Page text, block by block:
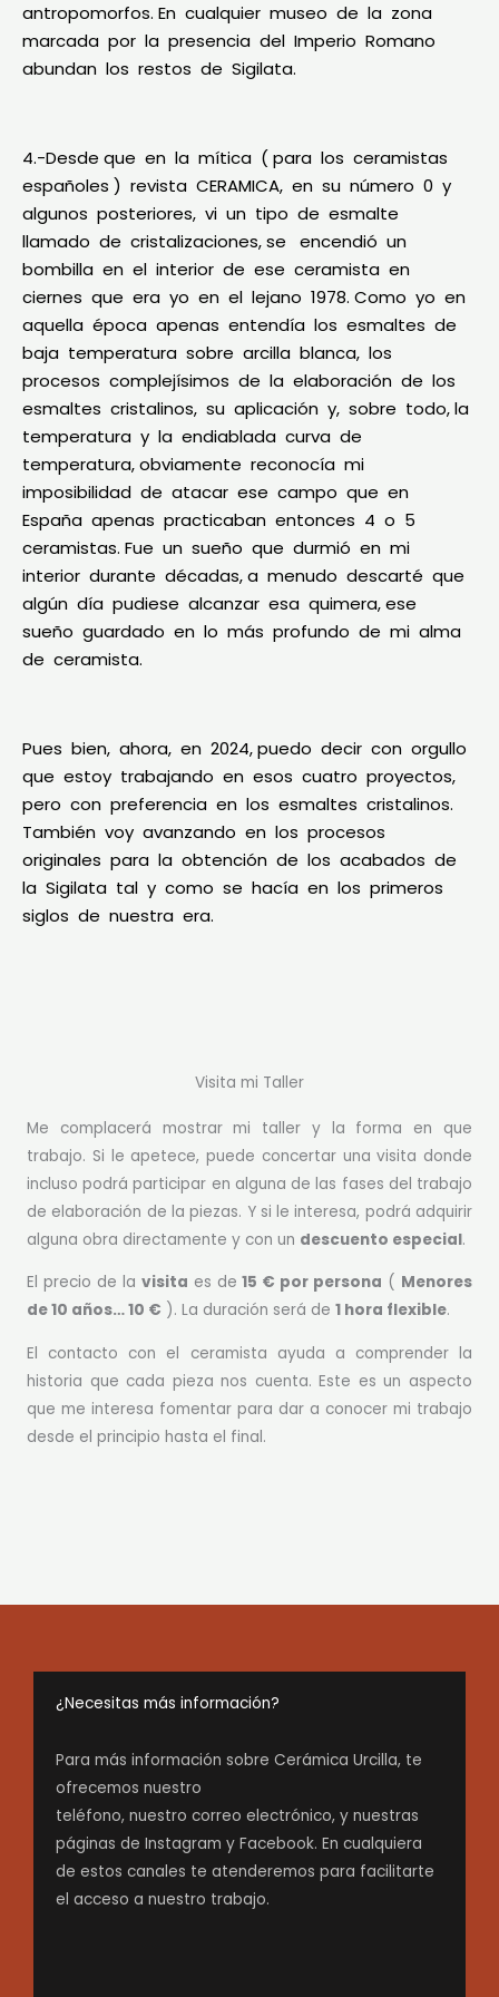
antropomorfos. En cualquier museo de la zona
marcada por la presencia del Imperio Romano
abundan los restos de Sigilata.
4.-Desde que en la mítica ( para los ceramistas
españoles ) revista CERAMICA, en su número 0 y
algunos posteriores, vi un tipo de esmalte
llamado de cristalizaciones, se encendió un
bombilla en el interior de ese ceramista en
ciernes que era yo en el lejano 1978. Como yo en
aquella época apenas entendía los esmaltes de
baja temperatura sobre arcilla blanca, los
procesos complejísimos de la elaboración de los
esmaltes cristalinos, su aplicación y, sobre todo, la
temperatura y la endiablada curva de
temperatura, obviamente reconocía mi
imposibilidad de atacar ese campo que en
España apenas practicaban entonces 4 o 5
ceramistas. Fue un sueño que durmió en mi
interior durante décadas, a menudo descarté que
algún día pudiese alcanzar esa quimera, ese
sueño guardado en lo más profundo de mi alma
de ceramista.
Pues bien, ahora, en 2024, puedo decir con orgullo
que estoy trabajando en esos cuatro proyectos,
pero con preferencia en los esmaltes cristalinos.
También voy avanzando en los procesos
originales para la obtención de los acabados de
la Sigilata tal y como se hacía en los primeros
siglos de nuestra era.
Visita mi Taller
Me complacerá mostrar mi taller y la forma en que
trabajo. Si le apetece, puede concertar una visita donde
incluso podrá participar en alguna de las fases del trabajo
de elaboración de la piezas. Y si le interesa, podrá adquirir
alguna obra directamente y con un descuento especial.
El precio de la visita es de15 € por persona ( Menores
de 10 años… 10 € ). La duración será de 1 hora flexible.
El contacto con el ceramista ayuda a comprender la
historia que cada pieza nos cuenta. Este es un aspecto
que me interesa fomentar para dar a conocer mi trabajo
desde el principio hasta el final.
¿Necesitas más información?
Para más información sobre Cerámica Urcilla, te
ofrecemos nuestro
teléfono, nuestro correo electrónico, y nuestras
páginas de Instagram y Facebook. En cualquiera
de estos canales te atenderemos para facilitarte
el acceso a nuestro trabajo.